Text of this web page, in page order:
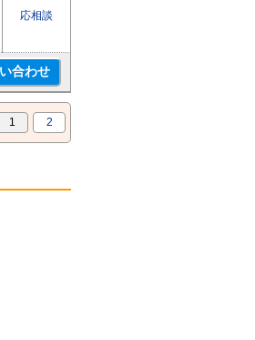
応相談
1 2